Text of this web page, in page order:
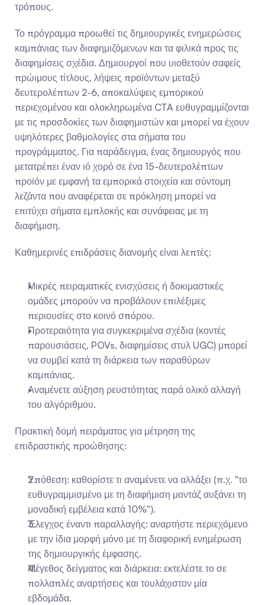
τρόπους.
Το πρόγραμμα προωθεί τις δημιουργικές ενημερώσεις
καμπάνιας των διαφημιζόμενων και τα φιλικά προς τις
διαφημίσεις σχέδια. Δημιουργοί που υιοθετούν σαφείς
πρώιμους τίτλους, λήψεις προϊόντων μεταξύ
δευτερολέπτων 2-6, αποκαλύψεις εμπορικού
περιεχομένου και ολοκληρωμένα CTA ευθυγραμμίζονται
με τις προσδοκίες των διαφημιστών και μπορεί να έχουν
υψηλότερες βαθμολογίες στα σήματα του
προγράμματος. Για παράδειγμα, ένας δημιουργός που
μετατρέπει έναν ιό χορό σε ένα 15-δευτερολέπτων
προϊόν με εμφανή τα εμπορικά στοιχεία και σύντομη
λεζάντα που αναφέρεται σε πρόκληση μπορεί να
επιτύχει σήματα εμπλοκής και συνάφειας με τη
διαφήμιση.
Καθημερινές επιδράσεις διανομής είναι λεπτές:
Μικρές πειραματικές ενισχύσεις ή δοκιμαστικές
ομάδες μπορούν να προβάλουν επιλέξιμες
περιουσίες στο κοινό σπόρου.
Προτεραιότητα για συγκεκριμένα σχέδια (κοντές
παρουσιάσεις, POVs, διαφημίσεις στυλ UGC) μπορεί
να συμβεί κατά τη διάρκεια των παραθύρων
καμπάνιας.
Αναμένετε αύξηση ρευστότητας παρά ολικό αλλαγή
του αλγόριθμου.
Πρακτική δομή πειράματος για μέτρηση της
επιδραστικής προώθησης:
Υπόθεση: καθορίστε τι αναμένετε να αλλάξει (π.χ. "το
ευθυγραμμισμένο με τη διαφήμιση μοντάζ αυξάνει τη
μοναδική εμβέλεια κατά 10%").
Έλεγχος έναντι παραλλαγής: αναρτήστε περιεχόμενο
με την ίδια μορφή μόνο με τη διαφορική ενημέρωση
της δημιουργικής έμφασης.
Μέγεθος δείγματος και διάρκεια: εκτελέστε το σε
πολλαπλές αναρτήσεις και τουλάχιστον μία
εβδομάδα.